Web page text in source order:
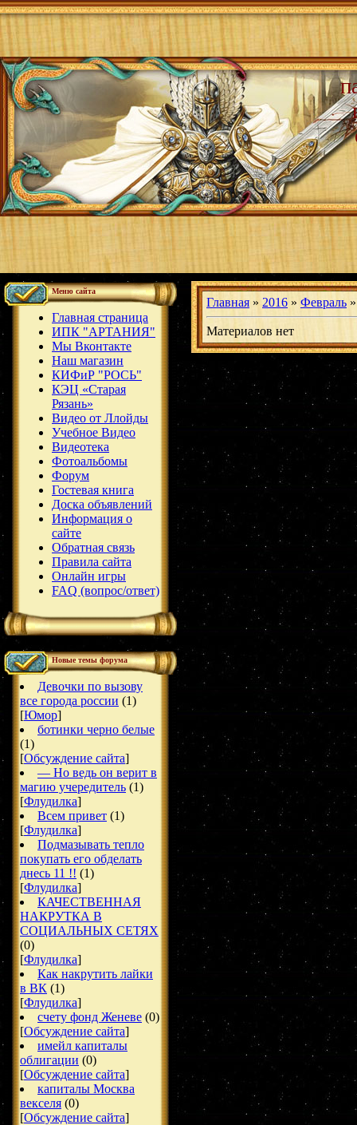
Меню сайта
Главная страница
ИПК "АРТАНИЯ"
Мы Вконтакте
Наш магазин
КИФиР "РОСЬ"
КЭЦ «Старая
Рязань»
Видео от Ллойды
Учебное Видео
Видеотека
Фотоальбомы
Форум
Гостевая книга
Доска объявлений
Информация о
сайте
Обратная связь
Правила сайта
Онлайн игры
FAQ (вопрос/ответ)
Новые темы форума
Девочки по вызову
все города россии (1)
[Юмор]
ботинки черно белые
(1)
[Обсуждение сайта]
— Но ведь он верит в
магию учередитель (1)
[Флудилка]
Всем привет (1)
[Флудилка]
Подмазывать тепло
покупать его обделать
днесь 11 !! (1)
[Флудилка]
КАЧЕСТВЕННАЯ
НАКРУТКА В
СОЦИАЛЬНЫХ СЕТЯХ
(0)
[Флудилка]
Как накрутить лайки
в ВК (1)
[Флудилка]
счету фонд Женеве (0)
[Обсуждение сайта]
имейл капиталы
облигации (0)
[Обсуждение сайта]
капиталы Москва
векселя (0)
[Обсуждение сайта]
Главная » 2016 » Февраль »
Материалов нет